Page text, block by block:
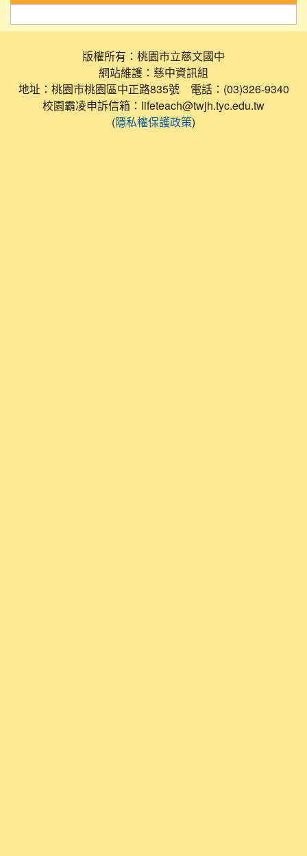
版權所有：桃園市立慈文國中
網站維護：慈中資訊組
地址：桃園市桃園區中正路835號 電話：(03)326-9340
校園霸凌申訴信箱：lifeteach@twjh.tyc.edu.tw
(隱私權保護政策)